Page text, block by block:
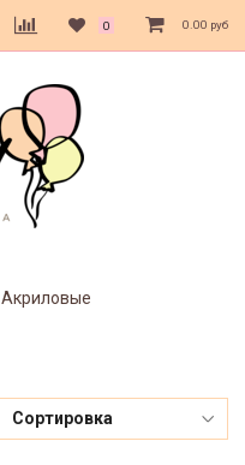
0 0.00 руб
Акриловые